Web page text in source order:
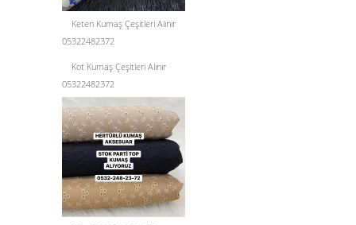
Keten Kumaş Çeşitleri Alınır
05322482372
Kot Kumaş Çeşitleri Alınır
05322482372